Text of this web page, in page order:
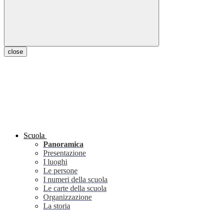
close
Scuola
Panoramica
Presentazione
I luoghi
Le persone
I numeri della scuola
Le carte della scuola
Organizzazione
La storia